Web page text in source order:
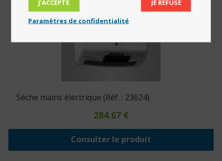
Sèche mains électrique (Réf. : 23624)
284.67 €
Consulter le produit
J’ACCEPTE JE REFUSE
Paramètres de confidentialité